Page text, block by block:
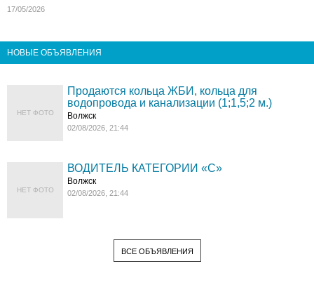
17/05/2026
НОВЫЕ ОБЪЯВЛЕНИЯ
НЕТ ФОТО
Продаются кольца ЖБИ, кольца для
водопровода и канализации (1;1,5;2 м.)
Волжск
02/08/2026, 21:44
НЕТ ФОТО
ВОДИТЕЛЬ КАТЕГОРИИ «C»
Волжск
02/08/2026, 21:44
ВСЕ ОБЪЯВЛЕНИЯ